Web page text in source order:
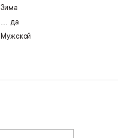
Зима
да
Мужской